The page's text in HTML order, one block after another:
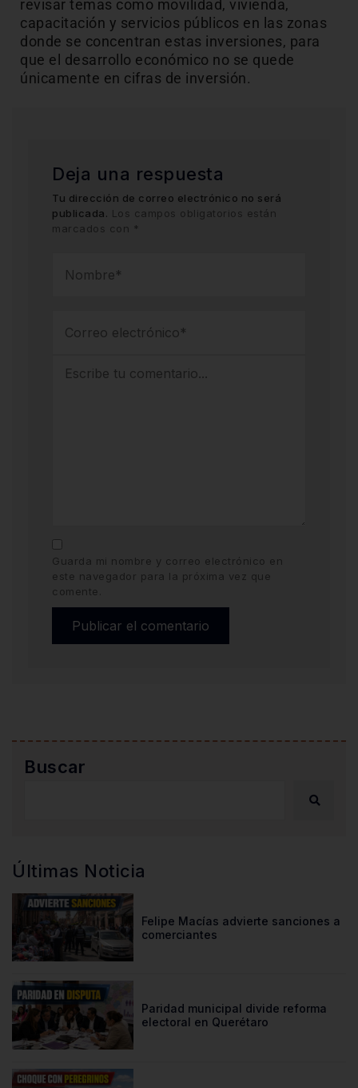
revisar temas como movilidad, vivienda,
capacitación y servicios públicos en las zonas
donde se concentran estas inversiones, para
que el desarrollo económico no se quede
únicamente en cifras de inversión.
Deja una respuesta
Tu dirección de correo electrónico no será
publicada. Los campos obligatorios están
marcados con *
Guarda mi nombre y correo electrónico en
este navegador para la próxima vez que
comente.
Buscar
Últimas Noticia
Felipe Macías advierte sanciones a
comerciantes
Paridad municipal divide reforma
electoral en Querétaro